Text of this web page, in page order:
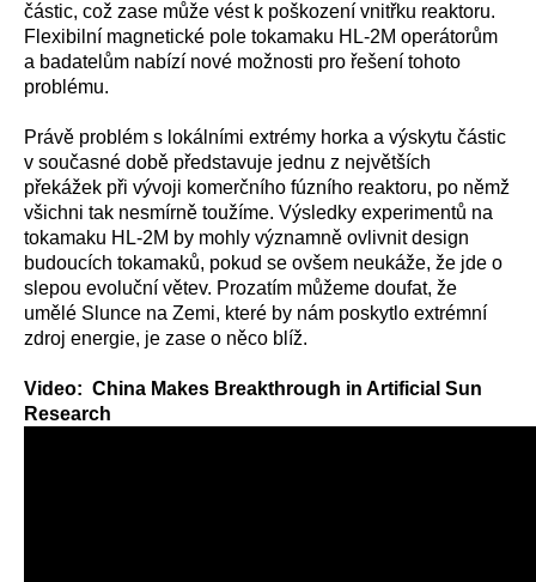
částic, což zase může vést k poškození vnitřku reaktoru.
Flexibilní magnetické pole tokamaku HL-2M operátorům
a badatelům nabízí nové možnosti pro řešení tohoto
problému.
Právě problém s lokálními extrémy horka a výskytu částic
v současné době představuje jednu z největších
překážek při vývoji komerčního fúzního reaktoru, po němž
všichni tak nesmírně toužíme. Výsledky experimentů na
tokamaku HL-2M by mohly významně ovlivnit design
budoucích tokamaků, pokud se ovšem neukáže, že jde o
slepou evoluční větev. Prozatím můžeme doufat, že
umělé Slunce na Zemi, které by nám poskytlo extrémní
zdroj energie, je zase o něco blíž.
Video: China Makes Breakthrough in Artificial Sun
Research